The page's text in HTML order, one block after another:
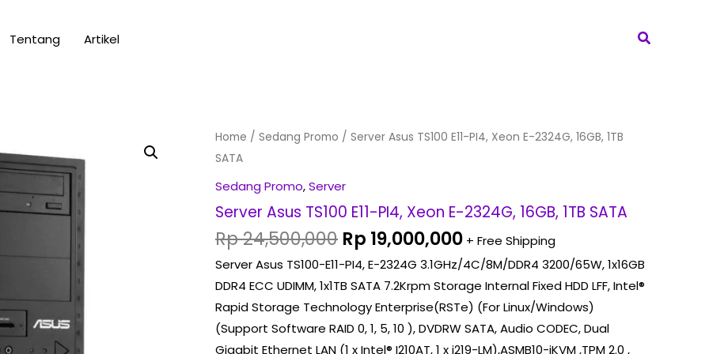
Tentang Artikel Search
Home / Sedang Promo / Server Asus TS100 E11-PI4, Xeon E-2324G, 16GB, 1TB
SATA
Sedang Promo,Server
Server Asus TS100 E11-PI4, Xeon E-2324G, 16GB, 1TB SATA
Rp24,500,000
Original
was:
Rp 24,500,000.
Rp 19,000,000
Current
Rp 19,000,000.
+ Free Shipping
Server Asus TS100-E11-PI4, E-2324G 3.1GHz/4C/8M/DDR4 3200/65W, 1x16GB
DDR4 ECC UDIMM, 1x1TB SATA 7.2Krpm Storage Internal Fixed HDD LFF, Intel®
Rapid Storage Technology Enterprise(RSTe) (For Linux/Windows)
(Support Software RAID 0, 1, 5, 10 ), DVDRW SATA, Audio CODEC, Dual
Gigabit Ethernet LAN (1 x Intel® I210AT, 1 x i219-LM),ASMB10-iKVM ,TPM 2.0 ,
Server
Asus
TS100
PI4,
Xeon
E-
2324G,
16GB,
1TB
SATA